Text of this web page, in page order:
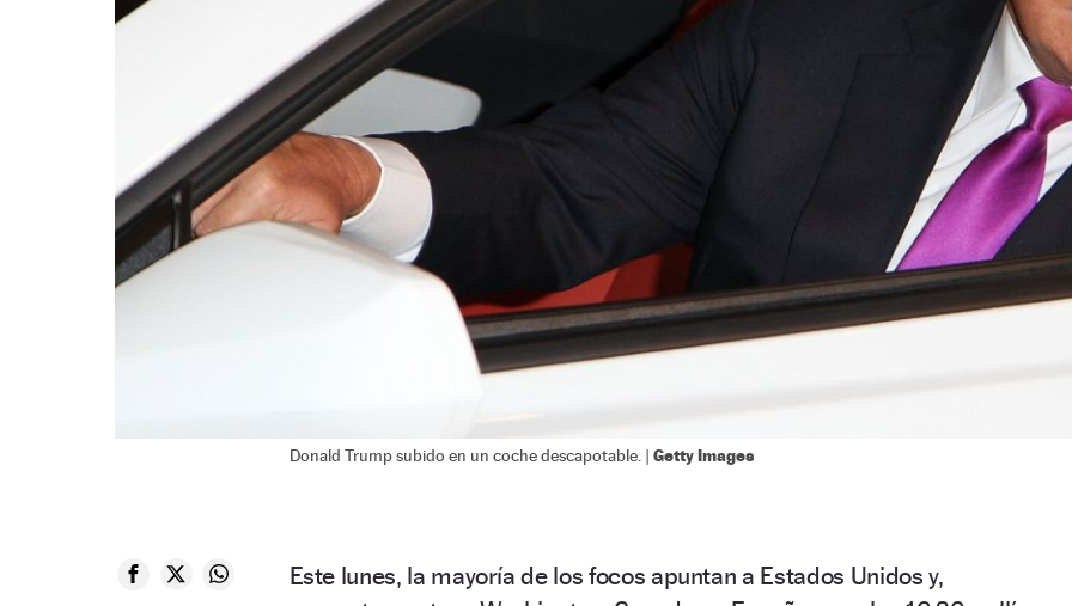
Donald Trump subido en un coche descapotable. | Getty Images
Este lunes, la mayoría de los focos apuntan a Estados Unidos y,